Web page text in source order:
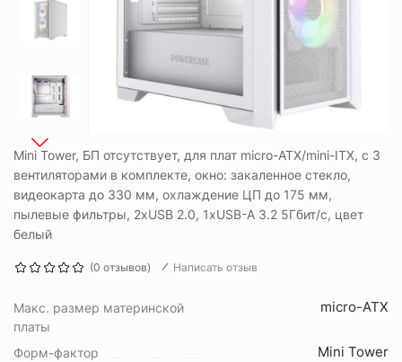
Mini Tower, БП отсутствует, для плат micro-ATX/mini-ITX, с 3
вентиляторами в комплекте, окно: закаленное стекло,
видеокарта до 330 мм, охлаждение ЦП до 175 мм,
пылевые фильтры, 2xUSB 2.0, 1xUSB-A 3.2 5Гбит/с, цвет
белый
(0 отзывов) Написать отзыв
Макс. размер материнской
платы
micro-ATX
Форм-фактор Mini Tower